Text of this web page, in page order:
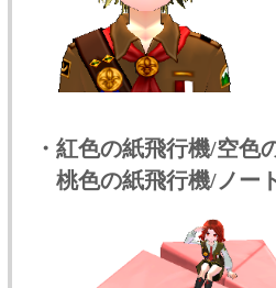
・紅色の紙飛行機/空色
桃色の紙飛行機/ノー